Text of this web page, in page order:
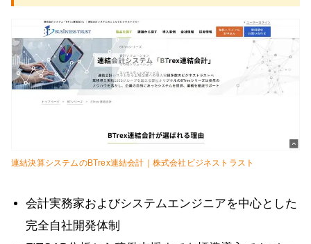
連結決算システムのBTrex連結会計｜株式会社ビジネストラスト
会計実務家およびシステムエンジニアを中心とした
完全自社開発体制